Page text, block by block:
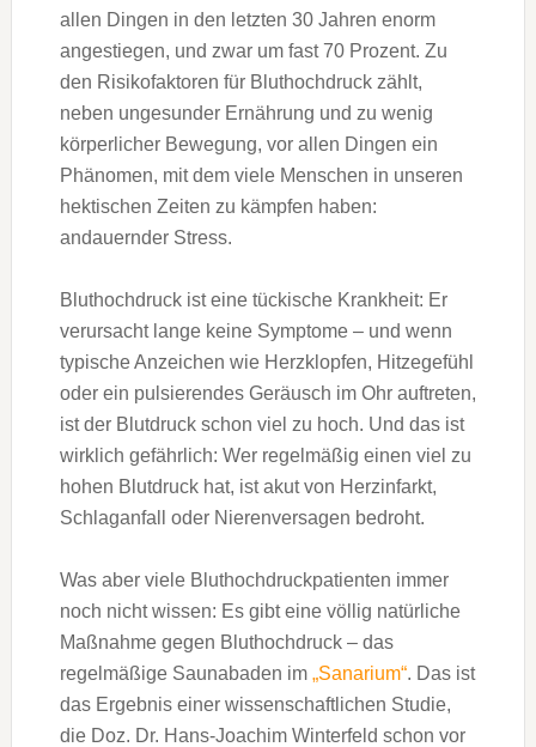
allen Dingen in den letzten 30 Jahren enorm
angestiegen, und zwar um fast 70 Prozent. Zu
den Risikofaktoren für Bluthochdruck zählt,
neben ungesunder Ernährung und zu wenig
körperlicher Bewegung, vor allen Dingen ein
Phänomen, mit dem viele Menschen in unseren
hektischen Zeiten zu kämpfen haben:
andauernder Stress.
Bluthochdruck ist eine tückische Krankheit: Er
verursacht lange keine Symptome – und wenn
typische Anzeichen wie Herzklopfen, Hitzegefühl
oder ein pulsierendes Geräusch im Ohr auftreten,
ist der Blutdruck schon viel zu hoch. Und das ist
wirklich gefährlich: Wer regelmäßig einen viel zu
hohen Blutdruck hat, ist akut von Herzinfarkt,
Schlaganfall oder Nierenversagen bedroht.
Was aber viele Bluthochdruckpatienten immer
noch nicht wissen: Es gibt eine völlig natürliche
Maßnahme gegen Bluthochdruck – das
regelmäßige Saunabaden im „Sanarium“. Das ist
das Ergebnis einer wissenschaftlichen Studie,
die Doz. Dr. Hans-Joachim Winterfeld schon vor